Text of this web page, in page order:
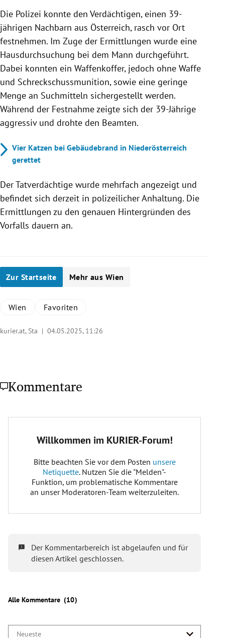
Die Polizei konnte den Verdächtigen, einen 39-
jährigen Nachbarn aus Österreich, rasch vor Ort
festnehmen. Im Zuge der Ermittlungen wurde eine
Hausdurchsuchung bei dem Mann durchgeführt.
Dabei konnten ein Waffenkoffer, jedoch ohne Waffe
und Schreckschussmunition, sowie eine geringe
Menge an Suchmitteln sichergestellt werden.
Während der Festnahme zeigte sich der 39-Jährige
aggressiv und drohte den Beamten.
Vier Katzen bei Gebäudebrand in Niederösterreich
gerettet
Der Tatverdächtige wurde mehrfach angezeigt und
befindet sich derzeit in polizeilicher Anhaltung. Die
Ermittlungen zu den genauen Hintergründen des
Vorfalls dauern an.
Zur Startseite Mehr aus Wien
Wien Favoriten
kurier.at, Sta | 04.05.2025, 11:26
Kommentare